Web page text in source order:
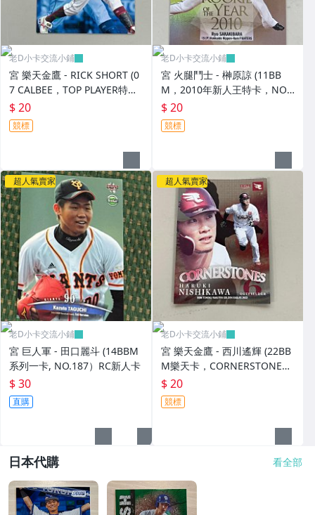
老D小卡交流小鋪
宮 樂天金鷹 - RICK SHORT (0
7 CALBEE，TOP PLAYER特
卡，NO.TP-12)
$ 20
競標
老D小卡交流小鋪
宮 火腿鬥士 - 榊原諒 (11BB
M，2010年新人王特卡，NO.
RY1)
$ 20
競標
超人氣賣家
老D小卡交流小鋪
宮 巨人軍 - 田口麗斗 (14BBM
系列一卡, NO.187）RC新人卡
$ 30
直購
超人氣賣家
老D小卡交流小鋪
宮 樂天金鷹 - 西川遙輝 (22BB
M樂天卡，CORNERSTONES
特卡，NO.CS8)
$ 20
競標
日本代購 看全部